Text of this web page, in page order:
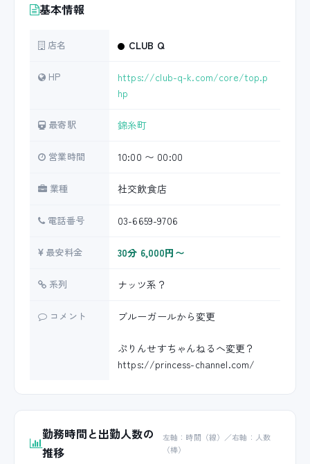
基本情報
店名 CLUB Q
HP
https://club-q-k.com/core/top.p
hp
最寄駅 錦糸町
営業時間 10:00 〜 00:00
業種 社交飲食店
電話番号 03-6659-9706
最安料金 30分 6,000円〜
系列 ナッツ系？
コメント ブルーガールから変更
ぷりんせすちゃんねるへ変更？
https://princess-channel.com/
勤務時間と出勤人数の
推移
左軸：時間（線）／右軸：人数
（棒）